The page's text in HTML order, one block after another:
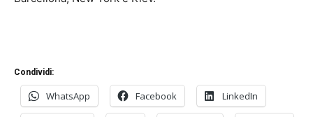
Condividi:
WhatsApp Facebook LinkedIn